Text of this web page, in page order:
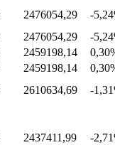
2476054,29
-
2476054,29
-
2459198,14
2459198,14
2610634,69
-
2437411,99 -